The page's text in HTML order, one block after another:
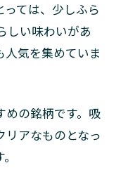
っては、少しふら
しい味わいがあ
人気を集めていま
めの銘柄です。吸
リアなものとなっ